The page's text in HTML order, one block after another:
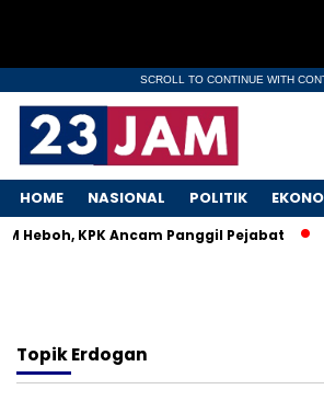
SCROLL TO CONTINUE WITH
HOME NASIONAL POLITIK
Heboh, KPK Ancam Panggil Pejabat
TopikErdogan